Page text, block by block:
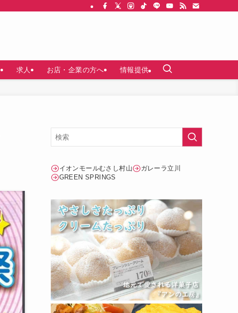
求人 お店・企業の方へ 情報提供
イオンモールむさし村山
ガレーラ立川
GREEN SPRINGS